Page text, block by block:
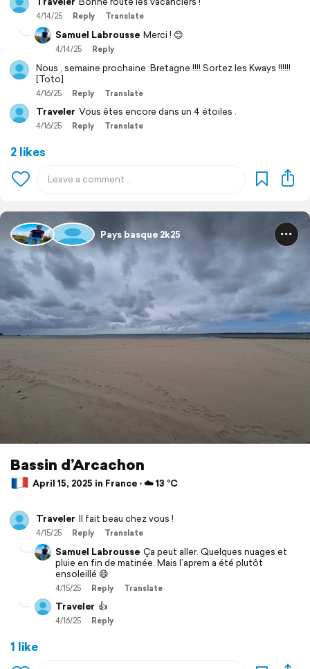
4/14/25 Reply Translate
Samuel Labrousse Merci ! 😊
4/14/25 Reply
Nous , semaine prochaine :Bretagne !!!! Sortez les Kways !!!!!!
[Toto]
4/16/25 Reply Translate
Traveler Vous êtes encore dans un 4 étoiles .
4/16/25 Reply Translate
2 likes
Pays basque 2k25
Bassin d’Arcachon
April 15, 2025 in France ⋅ ☁️ 13 °C
Traveler Il fait beau chez vous !
4/15/25 Reply Translate
Samuel Labrousse Ça peut aller. Quelques nuages et
pluie en fin de matinée. Mais l’aprem a été plutôt
ensoleillé 😄
4/15/25 Reply Translate
Traveler 👍
4/16/25 Reply
1 like